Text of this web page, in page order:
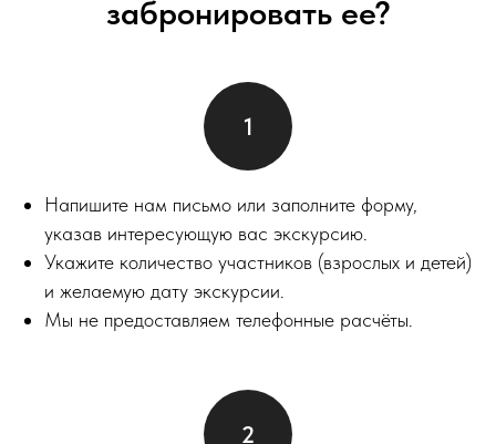
забронировать ее?
Напишите нам письмо или заполните форму,
указав интересующую вас экскурсию.
Укажите количество участников (взрослых и детей)
и желаемую дату экскурсии.
Мы не предоставляем телефонные расчёты.